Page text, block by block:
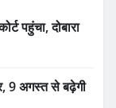
पहुंचा, दोबारा
9 अगस्त से बढ़ेगी